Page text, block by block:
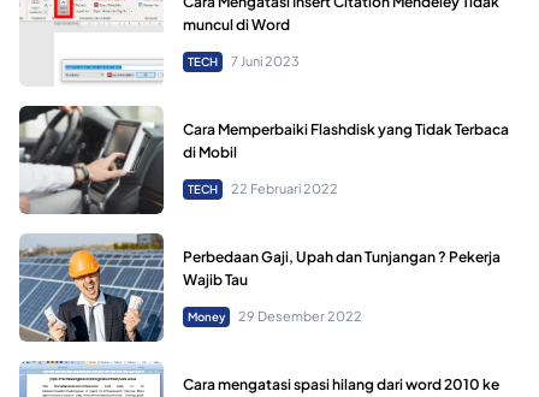
muncul di Word
TECH 7 Juni 2023
Cara Memperbaiki Flashdisk yang Tidak Terbaca
di Mobil
TECH 22 Februari 2022
Perbedaan Gaji, Upah dan Tunjangan ? Pekerja
Wajib Tau
Money 29 Desember 2022
Cara mengatasi spasi hilang dari word 2010 ke